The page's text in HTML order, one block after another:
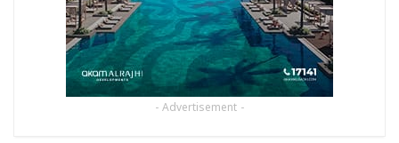
- Advertisement -